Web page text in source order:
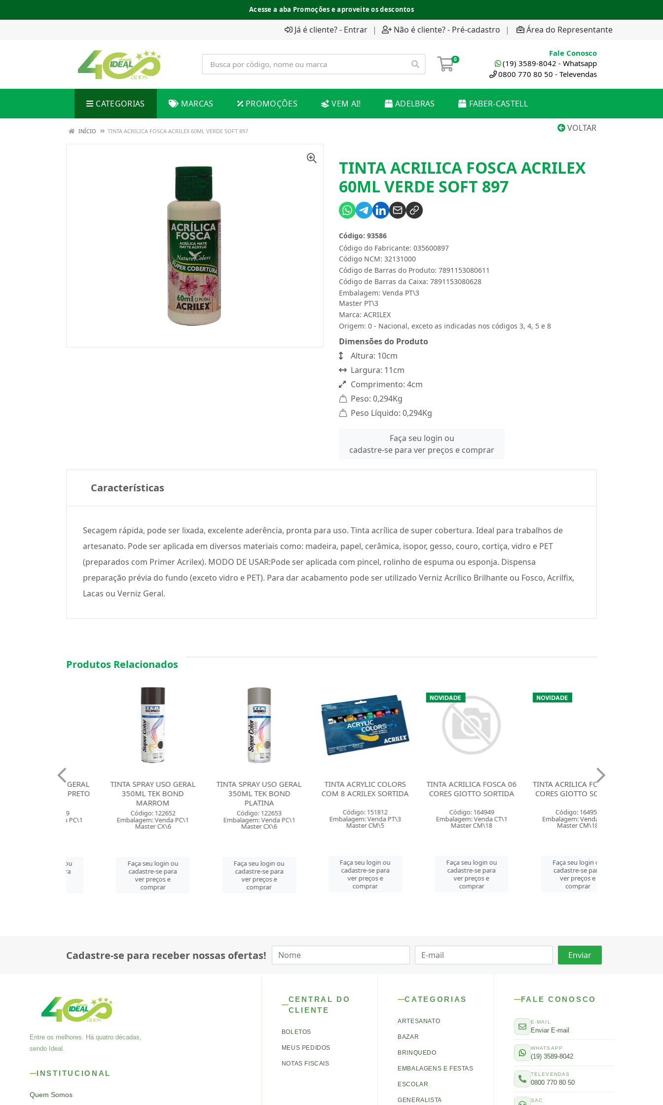
Acesse a aba Promoções e aproveite os descontos
Já é cliente? - Entrar | Não é cliente? - Pré-cadastro | Área do Representante
0
Fale Conosco
(19) 3589-8042 - Whatsapp
0800 770 80 50 - Televendas
CATEGORIAS MARCAS PROMOÇÕES VEM AI! ADELBRAS FABER-CASTELL
VOLTAR
INÍCIO TINTA ACRILICA FOSCA ACRILEX 60ML VERDE SOFT 897
TINTA ACRILICA FOSCA ACRILEX
60ML VERDE SOFT 897
Código do Fabricante: 035600897
Código: 93586
Código NCM: 32131000
Código de Barras do Produto: 7891153080611
Código de Barras da Caixa: 7891153080628
Embalagem: Venda PT\3
Master PT\3
Marca: ACRILEX
Origem: 0 - Nacional, exceto as indicadas nos códigos 3, 4, 5 e 8
Dimensões do Produto
Altura: 10cm
Largura: 11cm
Comprimento: 4cm
Peso: 0,294Kg
Peso Líquido: 0,294Kg
Faça seu login ou
cadastre-se para ver preços e comprar
Características
Secagem rápida, pode ser lixada, excelente aderência, pronta para uso. Tinta acrílica de super cobertura. Ideal para trabalhos de
artesanato. Pode ser aplicada em diversos materiais como: madeira, papel, cerâmica, isopor, gesso, couro, cortiça, vidro e PET
(preparados com Primer Acrilex). MODO DE USAR:Pode ser aplicada com pincel, rolinho de espuma ou esponja. Dispensa
preparação prévia do fundo (exceto vidro e PET). Para dar acabamento pode ser utilizado Verniz Acrílico Brilhante ou Fosco, Acrilfix,
Lacas ou Verniz Geral.
Produtos Relacionados
TINTA SPRAY USO GERAL
350ML TEK BOND
Código: 122652
Embalagem: Venda PC\1
Master CX\6
Faça seu login ou
cadastre-se para
ver preços e
TINTA SPRAY USO GERAL
350ML TEK BOND
Código: 122653
Embalagem: Venda PC\1
Master CX\6
Faça seu login ou
cadastre-se para
ver preços e
TINTA ACRYLIC COLORS
COM 8 ACRILEX SORTIDA
Código: 151812
Embalagem: Venda PT\3
Master CM\5
Faça seu login ou
cadastre-se para
ver preços e
TINTA ACRILICA FOSCA 06
CORES GIOTTO SORTIDA
Código: 164949
Embalagem: Venda CT\1
Master CM\18
Faça seu login ou
cadastre-se para
ver preços e
TINTA ACRILICA FOSCA 12
CORES GIOTTO SORTIDA
Código: 164950
Embalagem: Venda CT\1
Master CM\18
Faça seu login ou
cadastre-se para
ver preços e
Cadastre-se para receber nossas ofertas!
Entre os melhores. Há quatro décadas,
sendo Ideal.
INSTITUCIONAL
Quem Somos
CENTRAL DO
CLIENTE
BOLETOS
MEUS PEDIDOS
NOTAS FISCAIS
CATEGORIAS
ARTESANATO
BAZAR
BRINQUEDO
EMBALAGENS E FESTAS
ESCOLAR
GENERALISTA
FALE CONOSCO
E-MAIL
Enviar E-mail
WHATSAPP
(19) 3589-8042
TELEVENDAS
0800 770 80 50
SAC